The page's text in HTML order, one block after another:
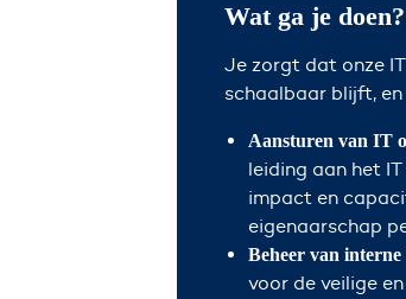
Wat ga je doen?
Je zorgt dat onze
schaalbaar blijft,
Aansturen van IT
leiding aan het
impact en
eigenaarschap
Beheer van
voor de veilige